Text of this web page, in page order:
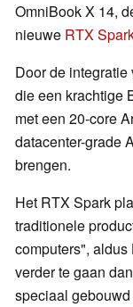
OmniBook X 14,
nieuwe RTX
Door de
die een krachtige
met een 20-core
datacenter-grade
brengen.
Het RTX Spark
traditionele
computers", aldus
verder te gaan
speciaal